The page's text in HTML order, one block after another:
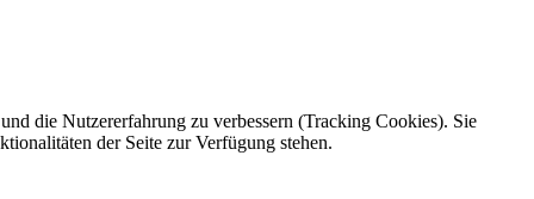
die Nutzererfahrung zu verbessern (Tracking Cookies). Sie
der Seite zur Verfügung stehen.